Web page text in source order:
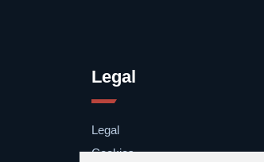
Legal
Legal
Cookies